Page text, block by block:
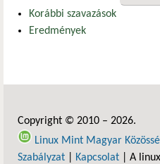
Korábbi szavazások
Eredmények
Copyright © 2010 – 2026.
Linux Mint Magyar
Szabályzat
Kapcsolat | A